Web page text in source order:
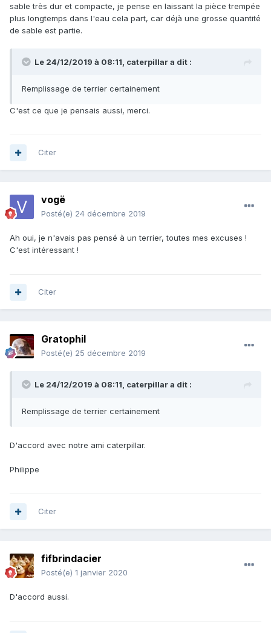
sable très dur et compacte, je pense en laissant la pièce trempée
plus longtemps dans l'eau cela part, car déjà une grosse quantité
de sable est partie.
Le 24/12/2019 à 08:11, caterpillara dit :
Remplissage de terrier certainement
C'est ce que je pensais aussi, merci.
Citer
vogë
Posté(e) 24 décembre 2019
Ah oui, je n'avais pas pensé à un terrier, toutes mes excuses !
C'est intéressant !
Citer
Gratophil
Posté(e) 25 décembre 2019
Le 24/12/2019 à 08:11, caterpillara dit :
Remplissage de terrier certainement
D'accord avec notre ami caterpillar.
Philippe
Citer
fifbrindacier
Posté(e) 1 janvier 2020
D'accord aussi.